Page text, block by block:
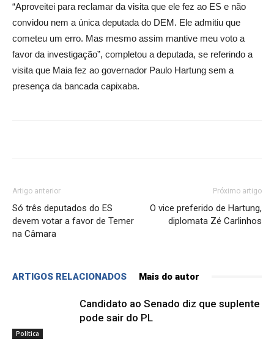
“Aproveitei para reclamar da visita que ele fez ao ES e não
convidou nem a única deputada do DEM. Ele admitiu que
cometeu um erro. Mas mesmo assim mantive meu voto a
favor da investigação”, completou a deputada, se referindo a
visita que Maia fez ao governador Paulo Hartung sem a
presença da bancada capixaba.
Artigo anterior
Só três deputados do ES
devem votar a favor de Temer
na Câmara
Próximo artigo
O vice preferido de Hartung,
diplomata Zé Carlinhos
ARTIGOS RELACIONADOS Mais do autor
Política
Candidato ao Senado diz que suplente
pode sair do PL